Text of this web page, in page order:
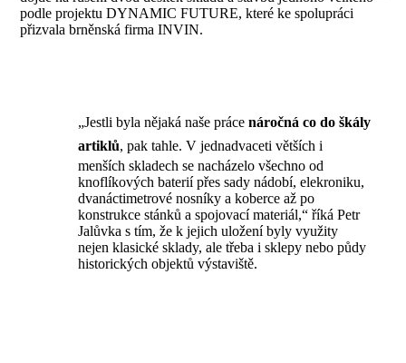
podle projektu DYNAMIC FUTURE, které ke spolupráci
přizvala brněnská firma INVIN.
„Jestli byla nějaká naše prácenáročná co do škály
artiklů, pak tahle. V jednadvaceti větších i
menších skladech se nacházelo všechno od
knoflíkových baterií přes sady nádobí, elekroniku,
dvanáctimetrové nosníky a koberce až po
konstrukce stánků a spojovací materiál,“ říká Petr
Jalůvka s tím, že k jejich uložení byly využity
nejen klasické sklady, ale třeba i sklepy nebo půdy
historických objektů výstaviště.